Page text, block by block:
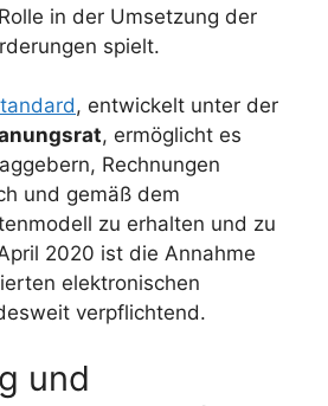
in der Umsetzung der
spielt.
, entwickelt unter der
, ermöglicht es
Rechnungen
und gemäß dem
zu erhalten und zu
2020 ist die Annahme
elektronischen
verpflichtend.
und